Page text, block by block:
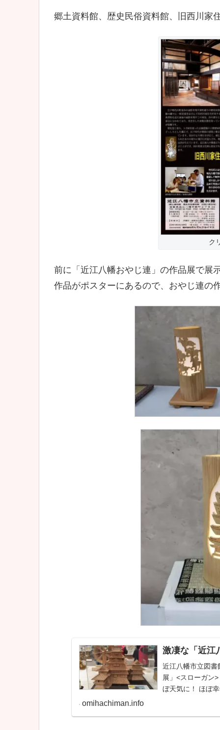
郷土資料館、歴史民俗資料館、旧西川家
ク
前に「近江八幡おやじ連」の作品展で展
作品がポスターにあるので、おやじ連の
激凄な「近江
近江八幡市立図
展」<スローガ
ぼ天気に！ ほぼ
omihachiman.info